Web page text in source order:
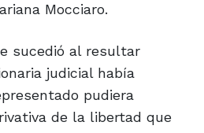
Mocciaro.
sucedió al resultar
judicial había
pudiera
de la libertad que